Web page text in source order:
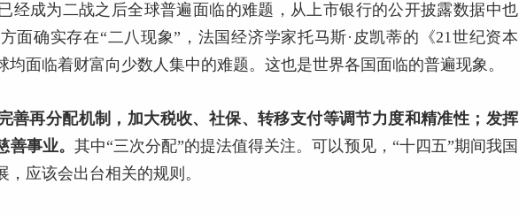
经成为二战之后全球普遍面临的难题，从上市银行的公开披露数据中也
面确实存在“二八现象”，法国经济学家托马斯·皮凯蒂的《21世纪资本
面临着财富向少数人集中的难题。这也是世界各国面临的普遍现象。
善再分配机制，加大税收、社保、转移支付等调节力度和精准性；发挥
事业。 其中“三次分配”的提法值得关注。可以预见，“十四五”期间我国
应该会出台相关的规则。